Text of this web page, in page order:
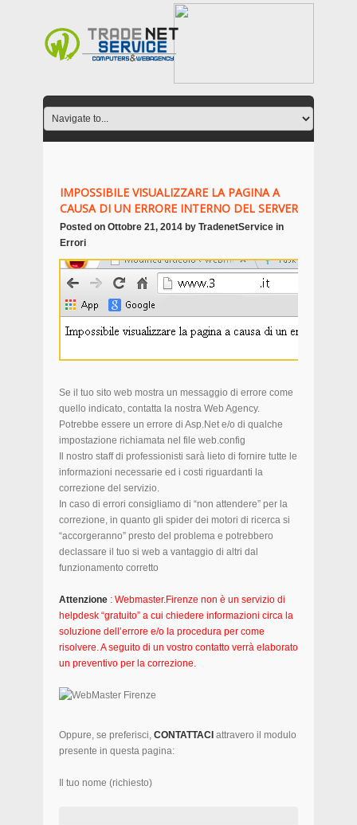
IMPOSSIBILE VISUALIZZARE LA PAGINA A
CAUSA DI UN ERRORE INTERNO DEL SERVER
Posted on Ottobre 21, 2014 by TradenetService in
Errori
Se il tuo sito web mostra un messaggio di errore come
quello indicato, contatta la nostra Web Agency.
Potrebbe essere un errore di Asp.Net e/o di qualche
impostazione richiamata nel file web.config
Il nostro staff di professionisti sarà lieto di fornire tutte le
informazioni necessarie ed i costi riguardanti la
correzione del servizio.
In caso di errori consigliamo di “non attendere” per la
correzione, in quanto gli spider dei motori di ricerca si
“accorgeranno” presto del problema e potrebbero
declassare il tuo si web a vantaggio di altri dal
funzionamento corretto
Attenzione : Webmaster.Firenze non è un servizio di
helpdesk “gratuito” a cui chiedere informazioni circa la
soluzione dell’errore e/o la procedura per come
risolvere. A seguito di un vostro contatto verrà elaborato
un preventivo per la correzione.
Oppure, se preferisci, CONTATTACI attravero il modulo
presente in questa pagina:
Il tuo nome (richiesto)